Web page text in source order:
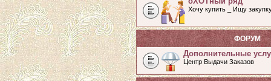
Хочу купить _ Ищу
ФОРУМ
Дополнительные
Центр Выдачи Заказов